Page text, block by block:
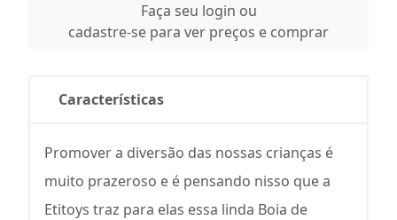
Faça seu login ou
cadastre-se para ver preços e comprar
Características
Promover a diversão das nossas crianças é
muito prazeroso e é pensando nisso que a
Etitoys traz para elas essa linda Boia de